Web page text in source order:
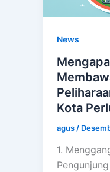
News
Kota
agus /
1.